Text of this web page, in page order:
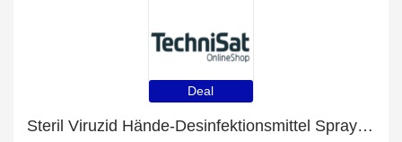
Deal
Steril Viruzid Hände-Desinfektionsmittel Spray-Rabatte und andere 88-Angebote